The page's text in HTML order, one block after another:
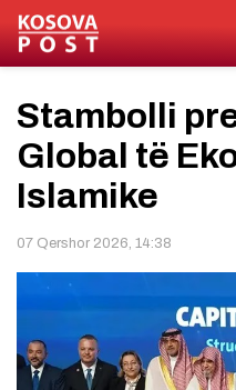
Stambolli
Global të
Islamike
07 Qershor 2026, 14:38